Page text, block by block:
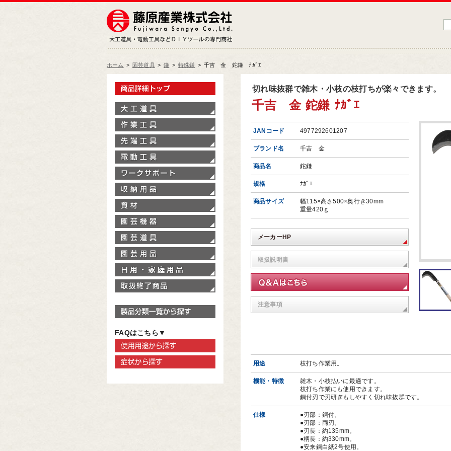
ホーム > 園芸道具 > 鎌 > 特殊鎌 > 千吉 金 鉈鎌 ﾅｶﾞｴ
切れ味抜群で雑木・小枝の枝打ちが楽々できます。
千吉 金 鉈鎌 ﾅｶﾞｴ
JANコード 4977292601207
ブランド名 千吉 金
商品名 鉈鎌
規格 ﾅｶﾞｴ
商品サイズ
幅115×高さ500×奥行き30mm
重量420ｇ
メーカーHP
取扱説明書
注意事項
用途 枝打ち作業用。
機能・特徴
雑木・小枝払いに最適です。
枝打ち作業にも使用できます。
鋼付刃で刃研ぎもしやすく切れ味抜群です。
仕様
●刃部：鋼付。
●刃部：両刃。
●刃長：約135mm。
●柄長：約330mm。
●安来鋼白紙2号使用。
製品情報トップ
ワークサポート
製品分類一覧から探す
FAQはこちら▼